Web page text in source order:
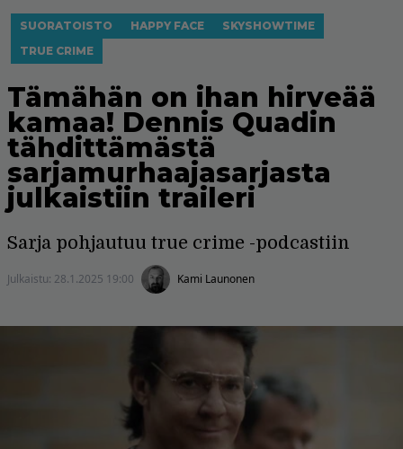
SUORATOISTO HAPPY FACE
SKYSHOWTIME
TRUE CRIME
Tämähän on ihan hirveää
kamaa! Dennis Quadin
tähdittämästä
sarjamurhaajasarjasta
julkaistiin traileri
Sarja pohjautuu true crime -podcastiin
Julkaistu: 28.1.2025 19:00 Kami Launonen